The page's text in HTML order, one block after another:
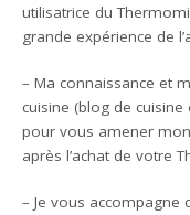
utilisatrice du
grande expérience de
– Ma connaissance et
cuisine (blog de
pour vous amener
après l’achat de votre
– Je vous accompagne